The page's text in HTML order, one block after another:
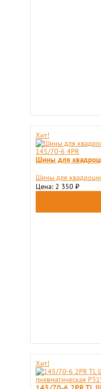
Хит!
Шины для
Шины для
Цена: 2 350 ₽
Хит!